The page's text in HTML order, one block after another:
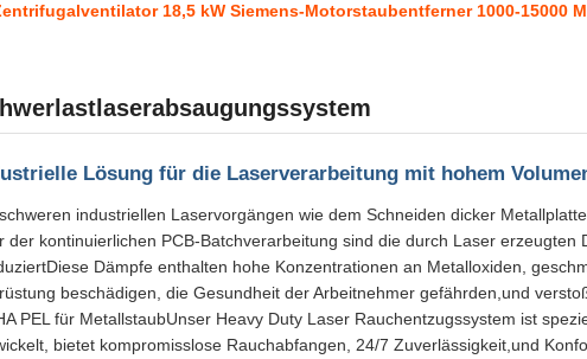
18,5 kW Siemens-Motorstaubentferner 1000-15000
Lösung für die Laserverarbeitung mit hohem
industriellen Laservorgängen wie dem Schneiden dicker
der kontinuierlichen PCB-Batchverarbeitung sind die durch Laser erzeugten
Dämpfe enthalten hohe Konzentrationen an Metalloxiden,
beschädigen, die Gesundheit der Arbeitnehmer gefährden,und
PEL für MetallstaubUnser Heavy Duty Laser Rauchentzugssystem ist
bietet kompromisslose Rauchabfangen, 24/7 Zuverlässigkeit,und